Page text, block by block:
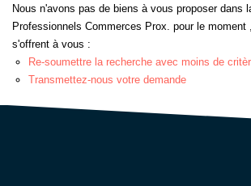
Présentation De L'agence
Plus de critères
Nous n'avons pas de biens à vous proposer dans
Professionnels Commerces Prox. pour le moment
s'offrent à vous :
Re-soumettre la recherche avec moins de
Transmettez-nous votre demande